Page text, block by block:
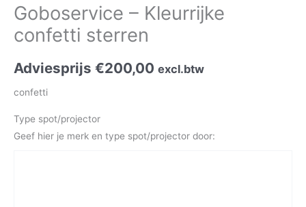
Goboservice – Kleurrijke
confetti sterren
Adviesprijs €200,00 excl.btw
confetti
Type spot/projector
Geef hier je merk en type spot/projector door: